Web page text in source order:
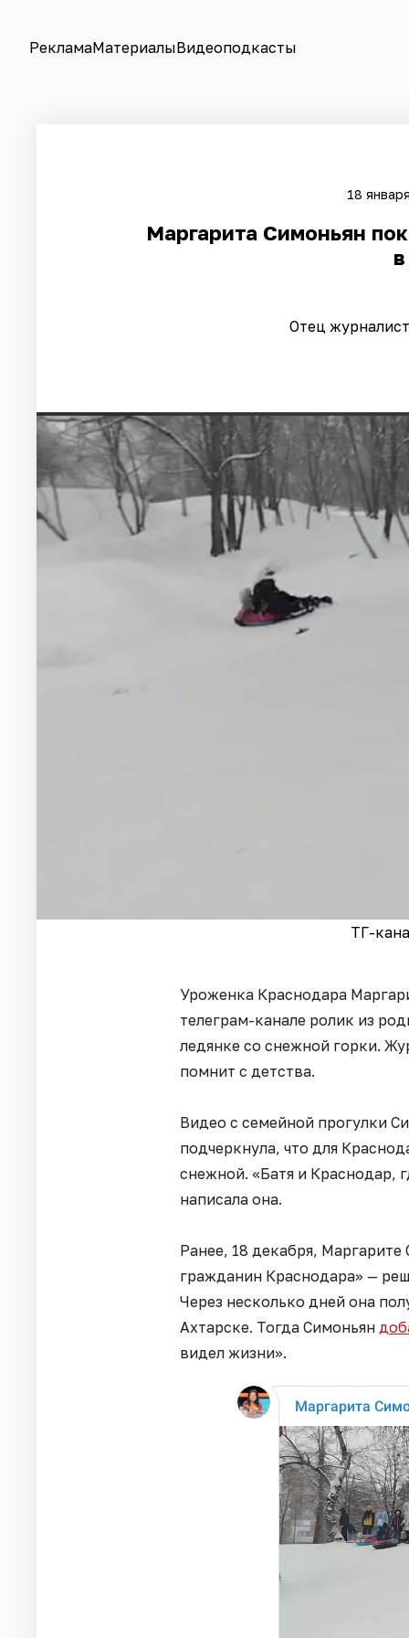
РекламаМатериалыВидеоподкасты
18
Маргарита Симоньян
Отец
ТГ-
Уроженка Краснодара
телеграм-канале ролик из
ледянке со снежной горки.
помнит с детства.
Видео с семейной прогулки
подчеркнула, что для
снежной. «Батя и Краснодар,
написала она.
Ранее, 18 декабря,
гражданин Краснодара» —
Через несколько дней она
Ахтарске. Тогда Симоньян
видел жизни».